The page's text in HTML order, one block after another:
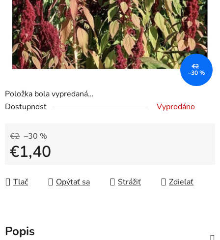
Položka bola vypredaná…
Dostupnosť
Vyprodáno
€2 –30 %
€1,40
Tlač
Opýtať sa Strážiť Zdieľať
€2
–30 %
Popis